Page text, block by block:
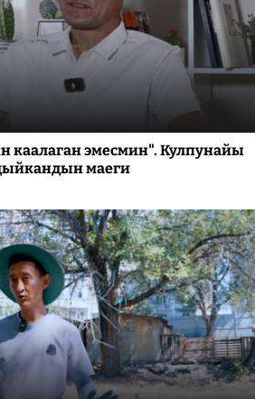
каалаган эмесмин". Кулпунайы
маеги